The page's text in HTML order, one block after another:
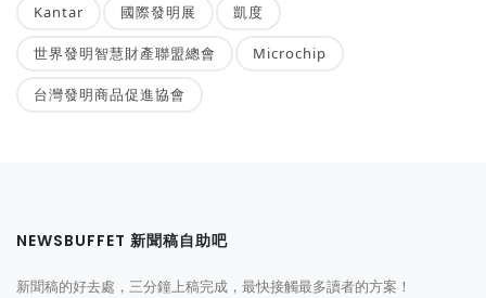
Kantar 國際發明展 凱度
世界發明智慧財產聯盟總會 Microchip
台灣發明商品促進協會
NEWSBUFFET 新聞稿自助吧
新聞稿的好去處，三分鐘上稿完成，最快接觸最多讀者的方案！